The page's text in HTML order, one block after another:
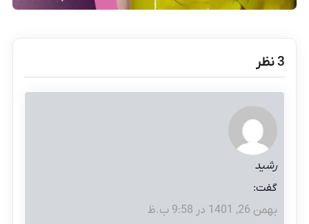
‫3 نظر
رشید
گفت:
بهمن 26, 1401 در 9:58 ب.ظ